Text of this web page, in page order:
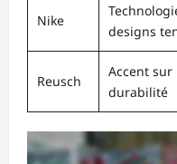
Nike
designs
Reusch
Accent
durabilité